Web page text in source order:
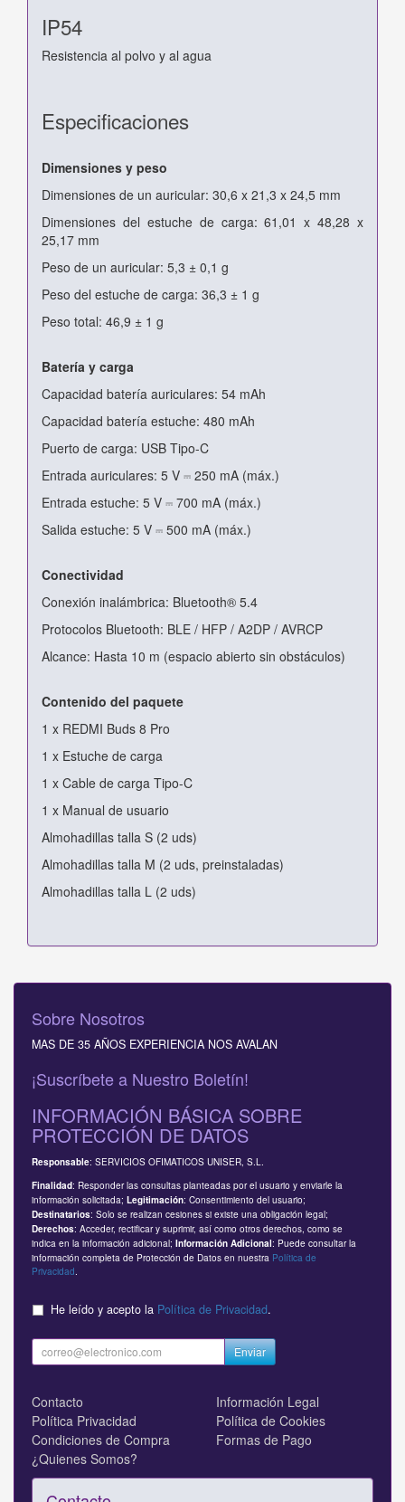
IP54
Resistencia al polvo y al agua
Especificaciones
Dimensiones y peso
Dimensiones de un auricular: 30,6 x 21,3 x 24,5 mm
Dimensiones del estuche de carga: 61,01 x 48,28 x
25,17 mm
Peso de un auricular: 5,3 ± 0,1 g
Peso del estuche de carga: 36,3 ± 1 g
Peso total: 46,9 ± 1 g
Batería y carga
Capacidad batería auriculares: 54 mAh
Capacidad batería estuche: 480 mAh
Puerto de carga: USB Tipo-C
Entrada auriculares: 5 V ⎓ 250 mA (máx.)
Entrada estuche: 5 V ⎓ 700 mA (máx.)
Salida estuche: 5 V ⎓ 500 mA (máx.)
Conectividad
Conexión inalámbrica: Bluetooth® 5.4
Protocolos Bluetooth: BLE / HFP / A2DP / AVRCP
Alcance: Hasta 10 m (espacio abierto sin obstáculos)
Contenido del paquete
1 x REDMI Buds 8 Pro
1 x Estuche de carga
1 x Cable de carga Tipo-C
1 x Manual de usuario
Almohadillas talla S (2 uds)
Almohadillas talla M (2 uds, preinstaladas)
Almohadillas talla L (2 uds)
Sobre Nosotros
MAS DE 35 AÑOS EXPERIENCIA NOS AVALAN
¡Suscríbete a Nuestro Boletín!
INFORMACIÓN BÁSICA SOBRE
PROTECCIÓN DE DATOS
Responsable: SERVICIOS OFIMATICOS UNISER, S.L.
Finalidad: Responder las consultas planteadas por el usuario y enviarle la
información solicitada; Legitimación: Consentimiento del usuario;
Destinatarios: Solo se realizan cesiones si existe una obligación legal;
Derechos: Acceder, rectificar y suprimir, así como otros derechos, como se
indica en la información adicional; Información Adicional: Puede consultar la
información completa de Protección de Datos en nuestra Política de
Privacidad
He leído y acepto la Política de Privacidad.
Enviar
Contacto
Información Legal
Política Privacidad
Política de Cookies
Condiciones de Compra
Formas de Pago
¿Quienes Somos?